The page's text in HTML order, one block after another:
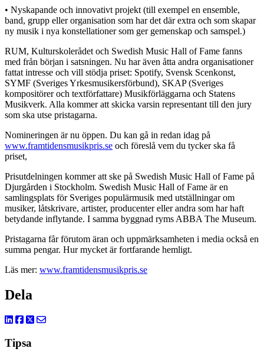
• Nyskapande och innovativt projekt (till exempel en ensemble,
band, grupp eller organisation som har det där extra och som skapar
ny musik i nya konstellationer som ger gemenskap och samspel.)
RUM, Kulturskolerådet och Swedish Music Hall of Fame fanns
med från början i satsningen. Nu har även åtta andra organisationer
fattat intresse och vill stödja priset: Spotify, Svensk Scenkonst,
SYMF (Sveriges Yrkesmusikersförbund), SKAP (Sveriges
kompositörer och textförfattare) Musikförläggarna och Statens
Musikverk. Alla kommer att skicka varsin representant till den jury
som ska utse pristagarna.
Nomineringen är nu öppen. Du kan gå in redan idag på
www.framtidensmusikpris.se och föreslå vem du tycker ska få
priset,
Prisutdelningen kommer att ske på Swedish Music Hall of Fame på
Djurgården i Stockholm. Swedish Music Hall of Fame är en
samlingsplats för Sveriges populärmusik med utställningar om
musiker, låtskrivare, artister, producenter eller andra som har haft
betydande inflytande. I samma byggnad ryms ABBA The Museum.
Pristagarna får förutom äran och uppmärksamheten i media också en
summa pengar. Hur mycket är fortfarande hemligt.
Läs mer: www.framtidensmusikpris.se
Dela
Tipsa